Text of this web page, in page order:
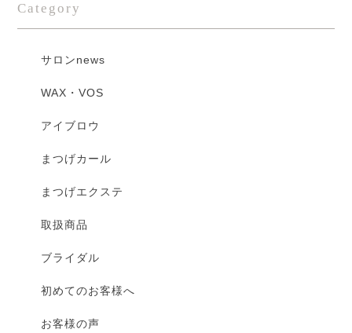
Category
サロンnews
WAX・VOS
アイブロウ
まつげカール
まつげエクステ
取扱商品
ブライダル
初めてのお客様へ
お客様の声